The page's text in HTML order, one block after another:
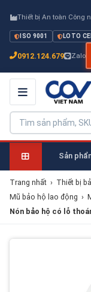
Thiết bị An toàn Công
ISO 9001 LOTO
0912.124.679 Zalo
Sản
Trang nhất › Thiết bị
Mũ bảo hộ lao động ›
Nón bảo hộ có lỗ